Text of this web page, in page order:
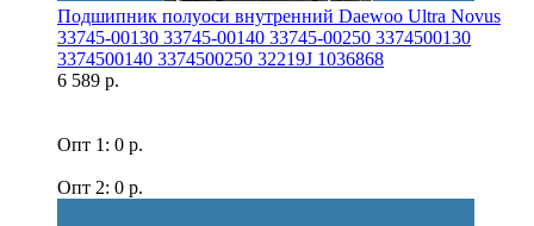
Подшипник полуоси внутренний Daewoo Ultra Novus
33745-00130 33745-00140 33745-00250 3374500130
3374500140 3374500250 32219J 1036868
6 589 р.
Опт 1: 0 р.
Опт 2: 0 р.